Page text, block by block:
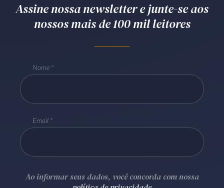
Av. Sete de Setembro, 4698
Batel Curitiba/PR CEP 80240-000
Assine nossa newsletter e junte-se aos
nossos mais de 100 mil leitores
Nome
Email
Ao informar seus dados, você concorda com nossa